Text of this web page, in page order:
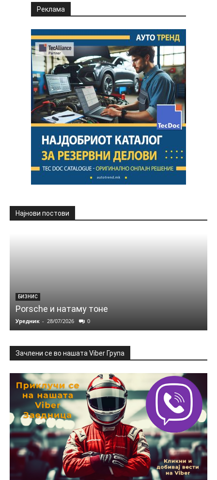
Реклама
Најнови постови
БИЗНИС
Porsche и натаму тоне
Уредник - 28/07/2026 0
Зачлени се во нашата Viber Група